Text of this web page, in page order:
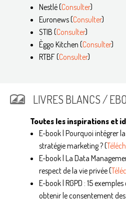
Nestlé (Consulter)
Euronews (Consulter)
STIB (Consulter)
Èggo Kitchen (Consulter)
RTBF (Consulter)
LIVRES BLANCS /
Toutes les inspirations et
E-book | Pourquoi intégrer
stratégie marketing ? (
E-book | La Data
respect de la vie privée (
E-book | RGPD : 15
obtenir le consentement